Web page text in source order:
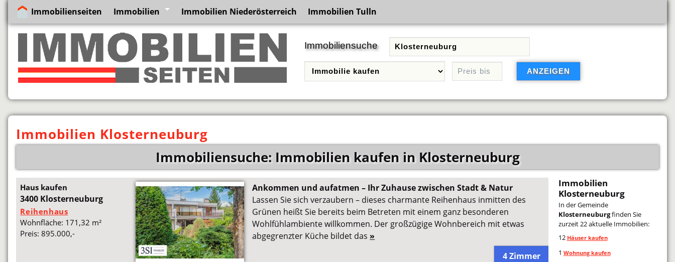
Immobilienseiten Immobilien Immobilien Niederösterreich Immobilien Tulln
Immobiliensuche
Immobilien Klosterneuburg
Immobiliensuche: Immobilien kaufen in Klosterneuburg
Haus kaufen
3400 Klosterneuburg
Reihenhaus
Wohnfläche: 171,32 m²
Preis: 895.000,-
Ankommen und aufatmen – Ihr Zuhause zwischen Stadt & Natur
Lassen Sie sich verzaubern – dieses charmante Reihenhaus inmitten des
Grünen heißt Sie bereits beim Betreten mit einem ganz besonderen
Wohlfühlambiente willkommen. Der großzügige Wohnbereich mit etwas
abgegrenzter Küche bildet das »
4 Zimmer
Immobilien
Klosterneuburg
In der Gemeinde
Klosterneuburgfinden Sie
zurzeit 22 aktuelle Immobilien:
12 Häuser kaufen
1 Wohnung kaufen